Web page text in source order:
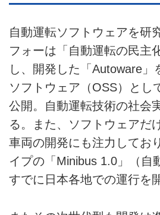
自動運転ソフトウェアを研
フォーは「自動運転の民主
し、開発した「Autoware」
ソフトウェア（OSS）とし
公開。自動運転技術の社会
る。また、ソフトウェアだ
車両の開発にも注力してお
イプの「Minibus 1.0」（自
すでに日本各地での運行を